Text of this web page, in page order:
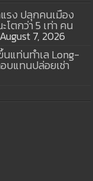
รง ปลุกคนเมือง
ตกว่า 5 เท่า คน
August 7, 2026
นแท่นทำเล Long-
บแทนปล่อยเช่า